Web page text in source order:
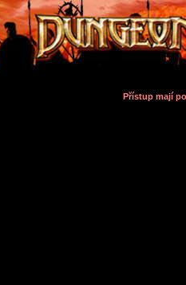
Přístup mají